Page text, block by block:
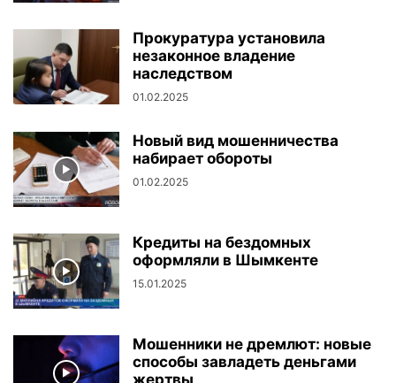
Прокуратура установила
незаконное владение
наследством
01.02.2025
Новый вид мошенничества
набирает обороты
01.02.2025
Кредиты на бездомных
оформляли в Шымкенте
15.01.2025
Мошенники не дремлют: новые
способы завладеть деньгами
жертвы